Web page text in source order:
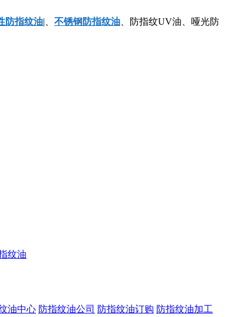
防指纹油|、 不锈钢防指纹油 、防指纹UV油、哑光防
纹油
油中心 防指纹油公司 防指纹油订购 防指纹油加工